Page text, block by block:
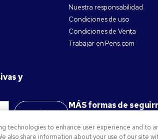
y
Suscríbete
Nuestra responsabilidad
Condiciones de uso
Condiciones de Venta
Trabajar en Pens.com
MÁS formas de
technologies to enhance user experience and to
also share information about your use of our site